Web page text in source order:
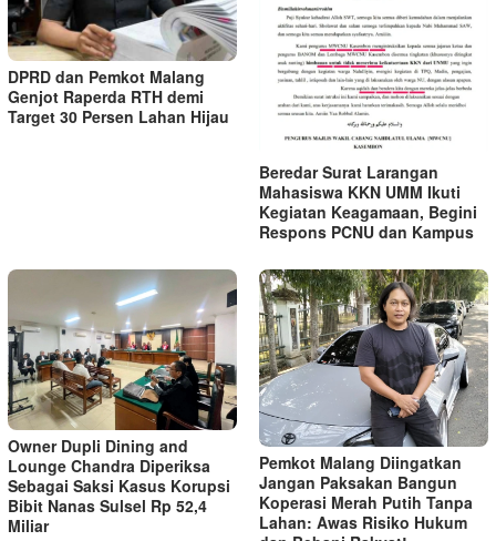
DPRD dan Pemkot Malang
Genjot Raperda RTH demi
Target 30 Persen Lahan Hijau
Beredar Surat Larangan
Mahasiswa KKN UMM Ikuti
Kegiatan Keagamaan, Begini
Respons PCNU dan Kampus
Owner Dupli Dining and
Lounge Chandra Diperiksa
Sebagai Saksi Kasus Korupsi
Bibit Nanas Sulsel Rp 52,4
Miliar
Pemkot Malang Diingatkan
Jangan Paksakan Bangun
Koperasi Merah Putih Tanpa
Lahan: Awas Risiko Hukum